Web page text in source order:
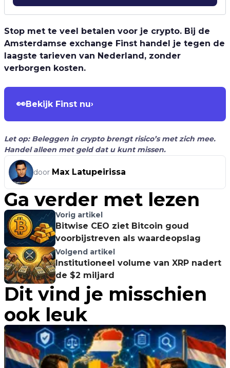
Stop met te veel betalen voor je crypto. Bij de
Amsterdamse exchange Finst handel je tegen de
laagste tarieven van Nederland, zonder
verborgen kosten.
👀Bekijk Finst nu›
Let op: Beleggen in crypto brengt risico’s met zich mee.
Handel alleen met geld dat u kunt missen.
door Max Latupeirissa
Ga verder met lezen
Vorig artikel
Bitwise CEO ziet Bitcoin goud
voorbijstreven als waardeopslag
Volgend artikel
Institutioneel volume van XRP nadert
de $2 miljard
Dit vind je misschien
ook leuk